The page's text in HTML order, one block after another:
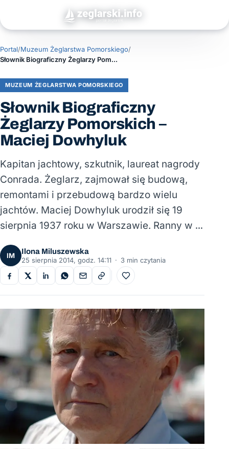
Portal/Muzeum Żeglarstwa Pomorskiego/
Słownik Biograficzny Żeglarzy Pomorskich – Maciej Dowhyluk
MUZEUM ŻEGLARSTWA POMORSKIEGO
Słownik Biograficzny
Żeglarzy Pomorskich –
Maciej Dowhyluk
Kapitan jachtowy, szkutnik, laureat nagrody
Conrada. Żeglarz, zajmował się budową,
remontami i przebudową bardzo wielu
jachtów. Maciej Dowhyluk urodził się 19
sierpnia 1937 roku w Warszawie. Ranny w …
IM
Ilona Miluszewska
25 sierpnia 2014, godz. 14:11 · 3 min czytania
Do ulubionych